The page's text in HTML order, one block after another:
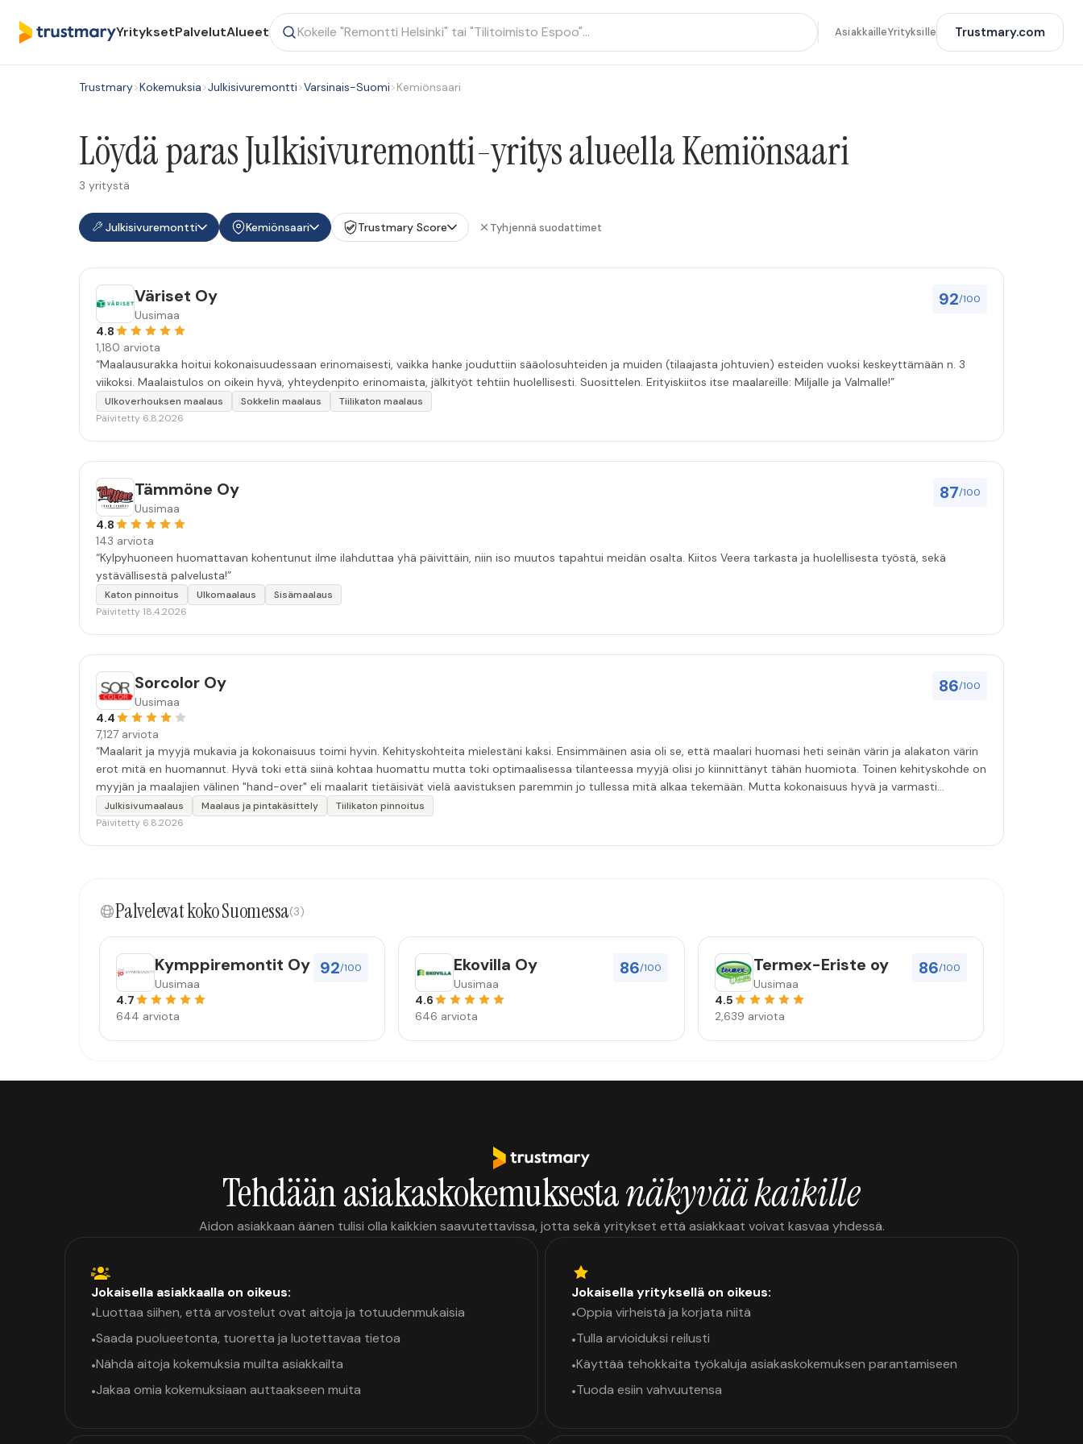
YrityksetPalvelutAlueet AsiakkailleYrityksille Trustmary.com
Trustmary>Kokemuksia>Julkisivuremontti>Varsinais-Suomi>Kemiönsaari
Löydä paras Julkisivuremontti-yritys alueella Kemiönsaari
3 yritystä
Julkisivuremontti Kemiönsaari Trustmary Score Tyhjennä suodattimet
92/100
Väriset Oy
Uusimaa
4.8
1,180 arviota
“Maalausurakka hoitui kokonaisuudessaan erinomaisesti, vaikka hanke jouduttiin sääolosuhteiden ja muiden (tilaajasta johtuvien) esteiden vuoksi keskeyttämään n. 3
viikoksi. Maalaistulos on oikein hyvä, yhteydenpito erinomaista, jälkityöt tehtiin huolellisesti. Suosittelen. Erityiskiitos itse maalareille: Miljalle ja Valmalle!”
Ulkoverhouksen maalaus Sokkelin maalaus
Tiilikaton maalaus
Päivitetty 6.8.2026
87/100
Tämmöne Oy
Uusimaa
4.8
143 arviota
“Kylpyhuoneen huomattavan kohentunut ilme ilahduttaa yhä päivittäin, niin iso muutos tapahtui meidän osalta. Kiitos Veera tarkasta ja huolellisesta työstä, sekä
ystävällisestä palvelusta!”
Katon pinnoitus Ulkomaalaus
Sisämaalaus
Päivitetty 18.4.2026
86/100
Sorcolor Oy
Uusimaa
4.4
7,127 arviota
“Maalarit ja myyjä mukavia ja kokonaisuus toimi hyvin. Kehityskohteita mielestäni kaksi. Ensimmäinen asia oli se, että maalari huomasi heti seinän värin ja alakaton värin
erot mitä en huomannut. Hyvä toki että siinä kohtaa huomattu mutta toki optimaalisessa tilanteessa myyjä olisi jo kiinnittänyt tähän huomiota. Toinen kehityskohde on
myyjän ja maalajien välinen "hand-over" eli maalarit tietäisivät vielä aavistuksen paremmin jo tullessa mitä alkaa tekemään. Mutta kokonaisuus hyvä ja varmasti
tulevaisuudessakin mahdollisuus että palveluita käytän”
Julkisivumaalaus Maalaus ja pintakäsittely
Tiilikaton pinnoitus
Päivitetty 6.8.2026
Palvelevat koko Suomessa(3)
92/100
Kymppiremontit Oy
Uusimaa
4.7
644 arviota
86/100
Ekovilla Oy
Uusimaa
4.6
646 arviota
86/100
Termex-Eriste oy
Uusimaa
4.5
2,639 arviota
Tehdään asiakaskokemuksestanäkyvää kaikille
Aidon asiakkaan äänen tulisi olla kaikkien saavutettavissa, jotta sekä yritykset että asiakkaat voivat kasvaa yhdessä.
Jokaisella asiakkaalla on oikeus:
•Luottaa siihen, että arvostelut ovat aitoja ja totuudenmukaisia
•Saada puolueetonta, tuoretta ja luotettavaa tietoa
•Nähdä aitoja kokemuksia muilta asiakkailta
•Jakaa omia kokemuksiaan auttaakseen muita
Jokaisella yrityksellä on oikeus:
•Oppia virheistä ja korjata niitä
•Tulla arvioiduksi reilusti
•Käyttää tehokkaita työkaluja asiakaskokemuksen parantamiseen
•Tuoda esiin vahvuutensa